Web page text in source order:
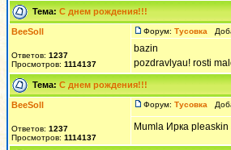
Тема: С днем рождения!!!
BeeSoll
Ответов: 1237
Просмотров: 1114137
Форум: Тусовка
bazin
pozdravlyau! rosti
Тема: С днем рождения!!!
BeeSoll
Ответов: 1237
Просмотров: 1114137
Форум: Тусовка
Mumla Ирка